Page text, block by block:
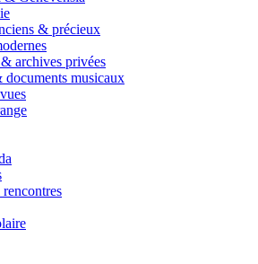
& précieux
archives privées
documents musicaux